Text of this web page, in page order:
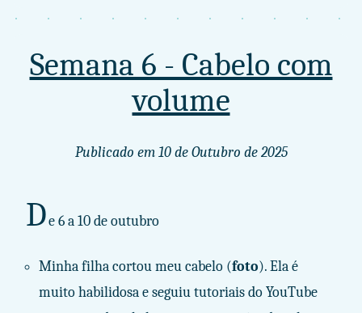
Semana 6 - Cabelo com
volume
Publicado em10 de Outubro de 2025
De 6 a 10 de outubro
Minha filha cortou meu cabelo (foto). Ela é
muito habilidosa e seguiu tutoriais do YouTube